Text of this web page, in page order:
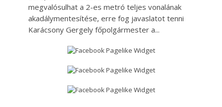
megvalósulhat a 2-es metró teljes vonalának
akadálymentesítése, erre fog javaslatot tenni
Karácsony Gergely főpolgármester a...